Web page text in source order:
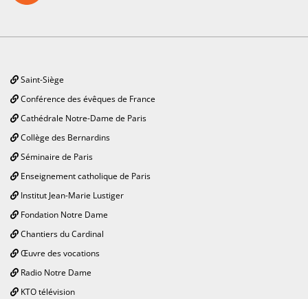
Saint-Siège
Conférence des évêques de France
Cathédrale Notre-Dame de Paris
Collège des Bernardins
Séminaire de Paris
Enseignement catholique de Paris
Institut Jean-Marie Lustiger
Fondation Notre Dame
Chantiers du Cardinal
Œuvre des vocations
Radio Notre Dame
KTO télévision